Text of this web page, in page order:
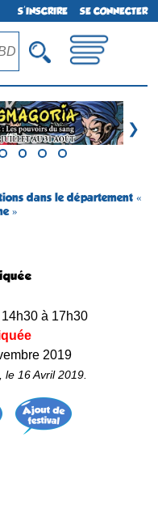
S'INSCRIRE SE CONNECTER
❯
dans le département «
»
à 17h30
2019
16 Avril 2019.